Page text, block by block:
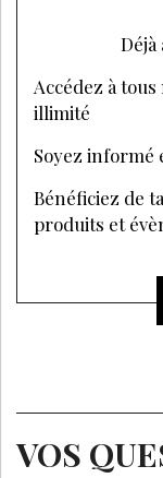
Déjà
Accédez à
illimité
Soyez informé
Bénéficiez de
produits et
VOS